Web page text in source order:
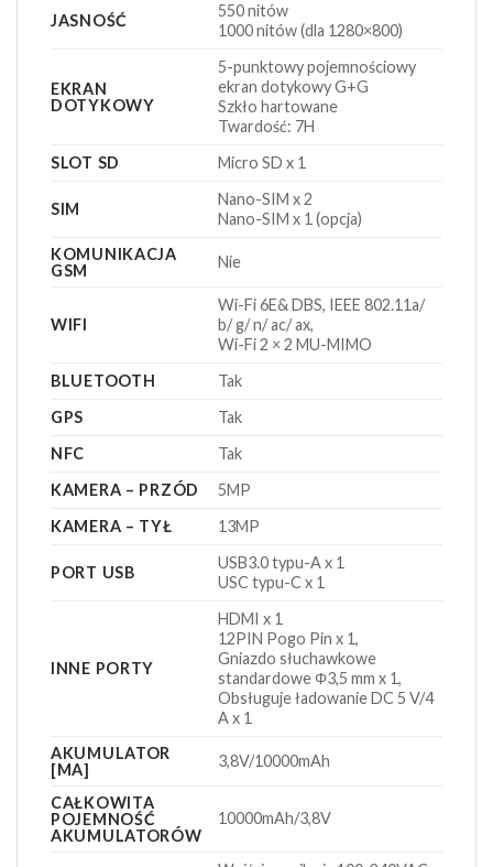
JASNOŚĆ
550 nitów
1000 nitów (dla 1280×800)
EKRAN
DOTYKOWY
5-punktowy pojemnościowy
ekran dotykowy G+G
Szkło hartowane
Twardość: 7H
SLOT SD
Micro SD x 1
SIM
Nano-SIM x 2
Nano-SIM x 1 (opcja)
KOMUNIKACJA
GSM
Nie
WIFI
Wi-Fi 6E& DBS, IEEE 802.11a/
b/ g/ n/ ac/ ax,
Wi-Fi 2 × 2 MU-MIMO
BLUETOOTH
Tak
GPS
Tak
NFC
Tak
KAMERA – PRZÓD
5MP
KAMERA – TYŁ
13MP
PORT USB
USB3.0 typu-A x 1
USC typu-C x 1
INNE PORTY
HDMI x 1
12PIN Pogo Pin x 1,
Gniazdo słuchawkowe
standardowe Φ3,5 mm x 1,
Obsługuje ładowanie DC 5 V/4
A x 1
AKUMULATOR
[MA]
3,8V/10000mAh
CAŁKOWITA
POJEMNOŚĆ
AKUMULATORÓW
10000mAh/3,8V